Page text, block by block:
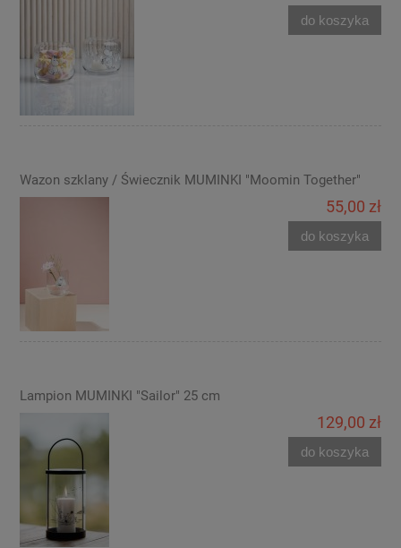
do koszyka
Wazon szklany / Świecznik MUMINKI "Moomin Together"
55,00 zł
do koszyka
Lampion MUMINKI "Sailor" 25 cm
129,00 zł
do koszyka